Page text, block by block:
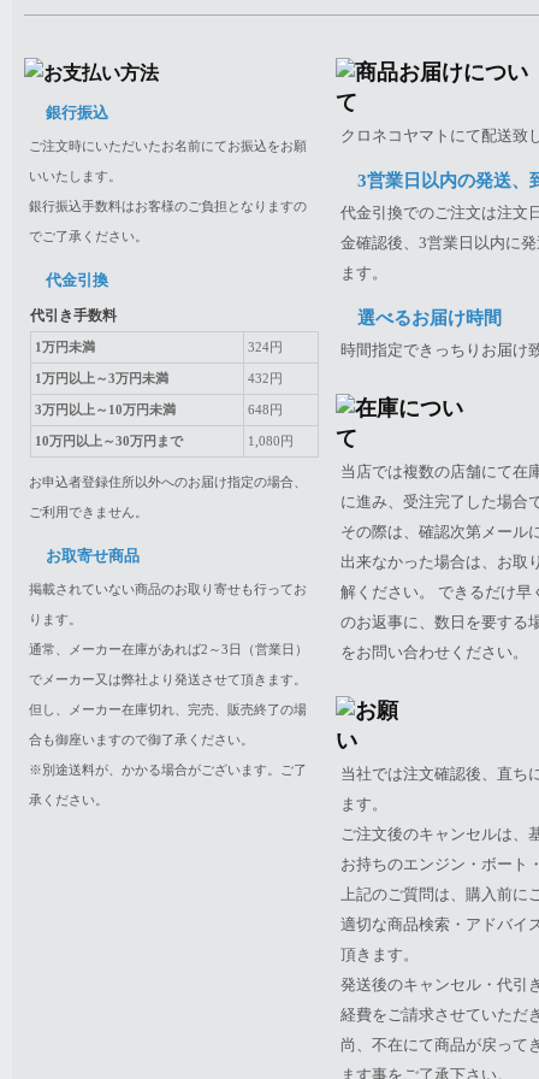
銀行振込
ご注文時にいただいたお名前にてお振込をお願
いいたします。
銀行振込手数料はお客様のご負担となりますの
でご了承ください。
代金引換
代引き手数料
1万円未満 324円
1万円以上～3万円未満 432円
3万円以上～10万円未満 648円
10万円以上～30万円まで 1,080円
お申込者登録住所以外へのお届け指定の場合、
ご利用できません。
お取寄せ商品
掲載されていない商品のお取り寄せも行ってお
ります。
通常、メーカー在庫があれば2～3日（営業日）
でメーカー又は弊社より発送させて頂きます。
但し、メーカー在庫切れ、完売、販売終了の場
合も御座いますので御了承ください。
※別途送料が、かかる場合がございます。ご了
承ください。
クロネコヤマトにて配送致
3営業日以内の発送、
代金引換でのご注文は注文
金確認後、3営業日以内に
ます。
選べるお届け時間
時間指定できっちりお届け
当店では複数の店舗にて在
に進み、受注完了した場合
その際は、確認次第メール
出来なかった場合は、お取
解ください。 できるだけ
のお返事に、数日を要する
をお問い合わせください。
当社では注文確認後、直ち
ます。
ご注文後のキャンセルは、
お持ちのエンジン・ボート
上記のご質問は、購入前に
適切な商品検索・アドバイ
頂きます。
発送後のキャンセル・代引
経費をご請求させていただ
尚、不在にて商品が戻って
ます事をご了承下さい。